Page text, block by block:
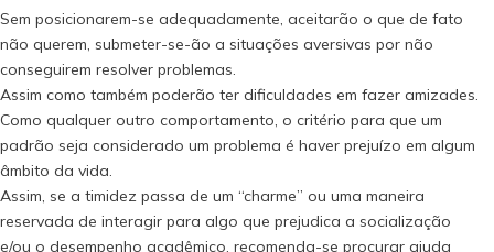
Sem posicionarem-se adequadamente, aceitarão o que de fato
não querem, submeter-se-ão a situações aversivas por não
conseguirem resolver problemas.
Assim como também poderão ter dificuldades em fazer amizades.
Como qualquer outro comportamento, o critério para que um
padrão seja considerado um problema é haver prejuízo em algum
âmbito da vida.
Assim, se a timidez passa de um “charme” ou uma maneira
reservada de interagir para algo que prejudica a socialização
e/ou o desempenho acadêmico, recomenda-se procurar ajuda